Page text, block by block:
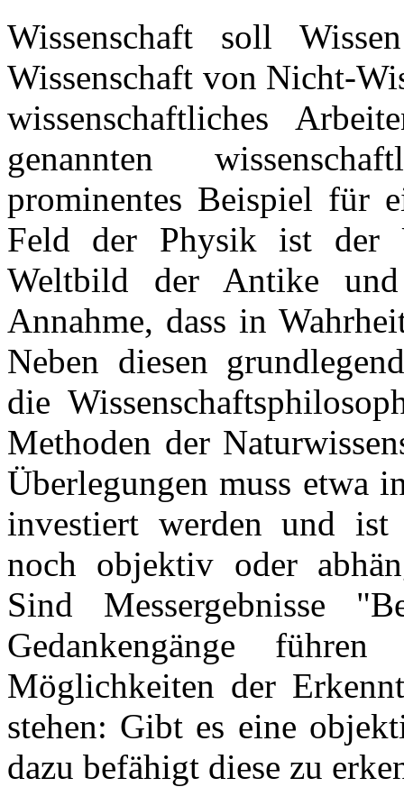
Wissenschaft soll
Wissenschaft von Nicht-
wissenschaftliches
genannten
prominentes Beispiel für
Feld der Physik ist der
Weltbild der Antike
Annahme, dass in
Neben diesen
die
Methoden der
Überlegungen muss etwa
investiert werden und ist
noch objektiv oder
Sind Messergebnisse
Gedankengänge
Möglichkeiten der
stehen: Gibt es eine
dazu befähigt diese zu